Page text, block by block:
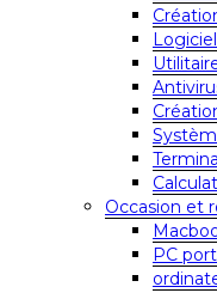
Occasion et
PC